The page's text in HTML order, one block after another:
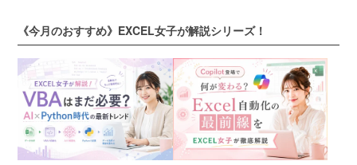
《今月のおすすめ》EXCEL女子が解説シリーズ！